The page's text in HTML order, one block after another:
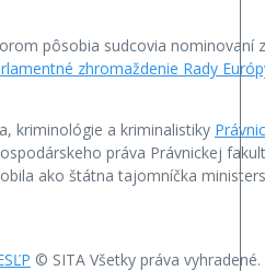
pôsobia sudcovia nominovaní
zhromaždenie Rady
kriminológie a kriminalistiky
práva Právnickej
ako štátna tajomníčka
© SITA Všetky práva vyhradené.